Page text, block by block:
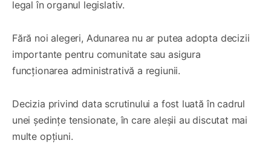
legal în organul legislativ.
Fără noi alegeri, Adunarea nu ar putea adopta decizii
importante pentru comunitate sau asigura
funcționarea administrativă a regiunii.
Decizia privind data scrutinului a fost luată în cadrul
unei ședințe tensionate, în care aleșii au discutat mai
multe opțiuni.